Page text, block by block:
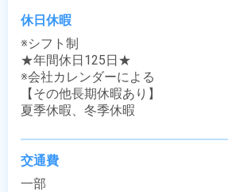
休日休暇
※シフト制
★年間休日125日★
※会社カレンダーによる
【その他長期休暇あり】
夏季休暇、冬季休暇
交通費
一部